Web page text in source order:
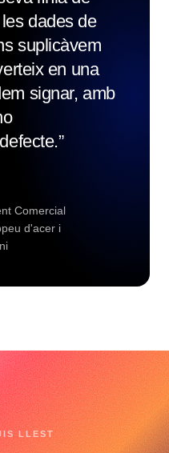
dades de
suplicàvem
en una
signar, amb
”
Comercial
d'acer i
LLEST